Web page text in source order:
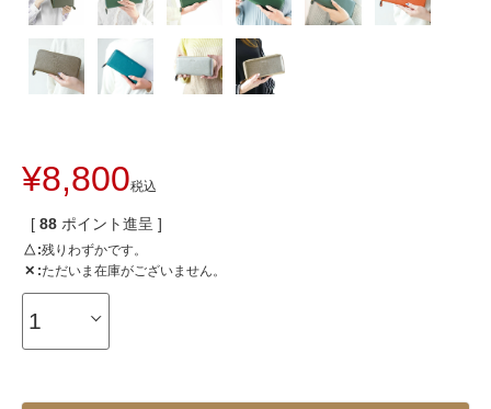
¥8,800税込
[ 88 ポイント進呈 ]
△ 残りわずかです。
✕ ただいま在庫がございません。